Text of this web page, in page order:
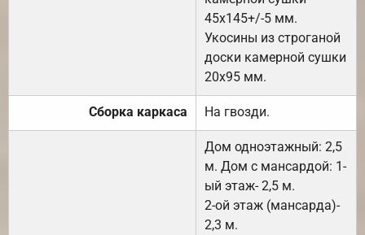
45х145+/-5 мм.
Укосины из строганой
доски камерной сушки
20х95 мм.
Сборка каркаса На гвозди.
Дом одноэтажный: 2,5
м. Дом с мансардой: 1-
ый этаж- 2,5 м.
2-ой этаж (мансарда)-
2,3 м.